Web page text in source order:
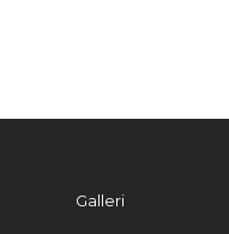
Galleri